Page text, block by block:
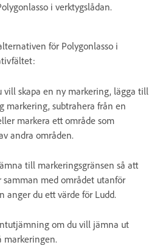
i verktygslådan.
för Polygonlasso i
vill skapa en ny markering, lägga till
markering, subtrahera från en
markera ett område som
andra områden.
till markeringsgränsen så att
samman med området utanför
anger du ett värde för Ludd.
om du vill jämna ut
markeringen.